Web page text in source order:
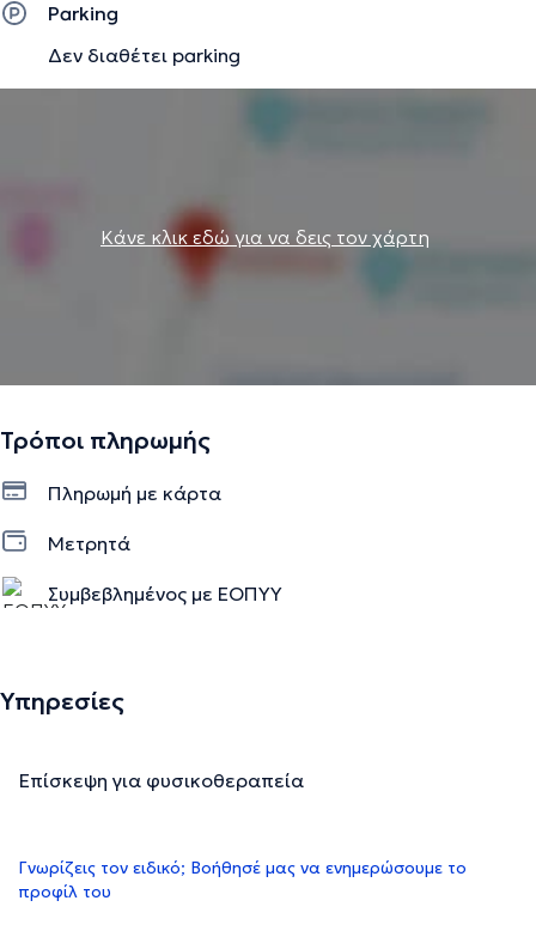
Parking
Δεν διαθέτει parking
Κάνε κλικ εδώ για να δεις τον χάρτη
Τρόποι πληρωμής
Πληρωμή με κάρτα
Μετρητά
Συμβεβλημένος με ΕΟΠΥΥ
Υπηρεσίες
Επίσκεψη για φυσικοθεραπεία
Γνωρίζεις τον ειδικό; Βοήθησέ μας να ενημερώσουμε το
προφίλ του